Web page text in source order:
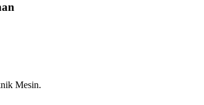
Mesin.